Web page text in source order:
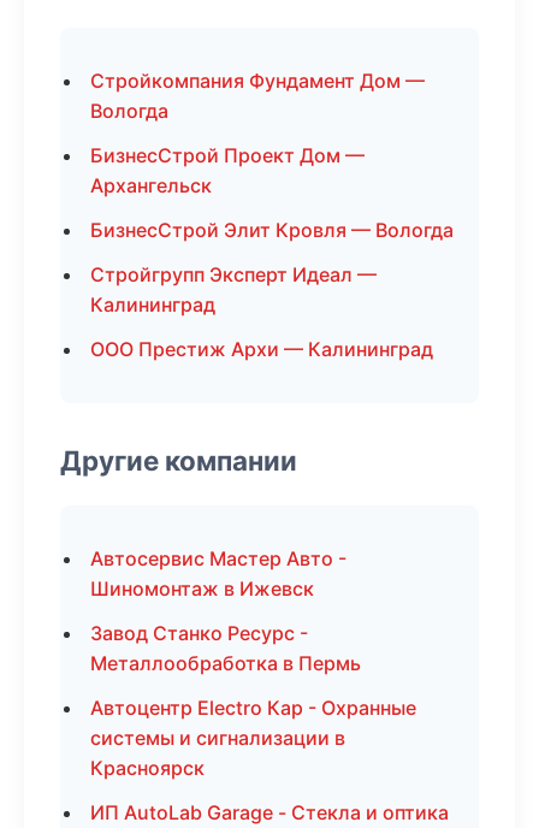
Стройкомпания Фундамент Дом —
Вологда
БизнесСтрой Проект Дом —
Архангельск
БизнесСтрой Элит Кровля — Вологда
Стройгрупп Эксперт Идеал —
Калининград
ООО Престиж Архи — Калининград
Другие компании
Автосервис Мастер Авто -
Шиномонтаж в Ижевск
Завод Станко Ресурс -
Металлообработка в Пермь
Автоцентр Electro Кар - Охранные
системы и сигнализации в
Красноярск
ИП AutoLab Garage - Стекла и оптика